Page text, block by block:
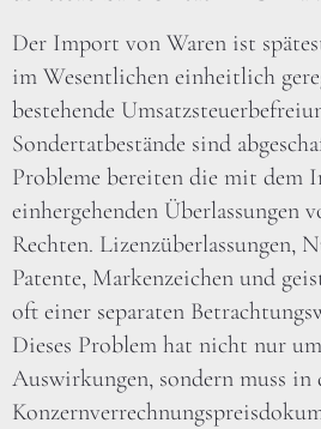
Der Import von Waren ist
im Wesentlichen einheitlich
bestehende
Sondertatbestände sind
Probleme bereiten die mit dem
einhergehenden Überlassungen
Rechten. Lizenzüberlassungen,
Patente, Markenzeichen und
oft einer separaten
Dieses Problem hat nicht nur
Auswirkungen, sondern muss in